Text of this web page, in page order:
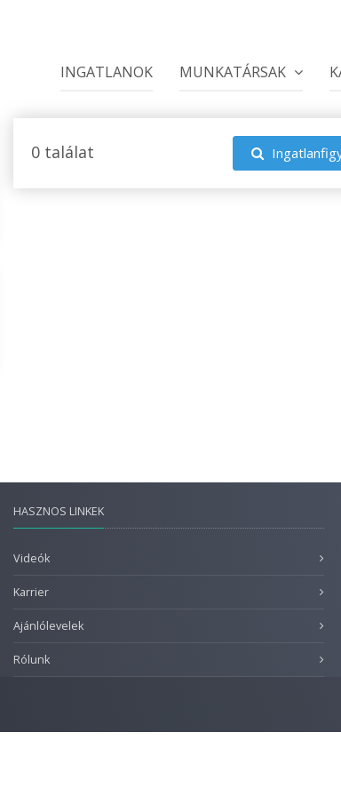
INGATLANOK MUNKATÁRSAK
0 találat
HASZNOS LINKEK
Videók
Karrier
Ajánlólevelek
Rólunk